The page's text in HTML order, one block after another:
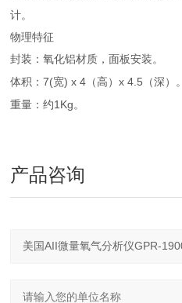
计。
物理特征
封装：氧化铝材质，面板安装。
体积：7(宽) x 4 （高）x 4.5 （深）。
重量：约1Kg。
产品咨询